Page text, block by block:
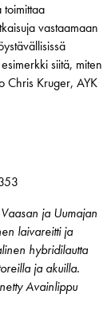
toimittaa
vastaamaan
siitä, miten
Chris Kruger, AYK
ja Uumajan
laivareitti ja
hybridilautta
ja akuilla.
Avainlippu